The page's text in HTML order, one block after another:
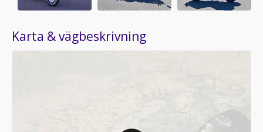
Karta & vägbeskrivning